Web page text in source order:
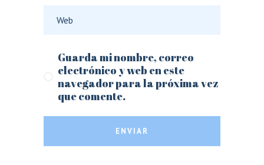
Guarda mi nombre, correo
electrónico y web en este
navegador para la próxima vez
que comente.
ENVIAR